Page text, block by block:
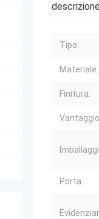
descrizione
Tipo:
Materiale:
Finitura:
Porta: